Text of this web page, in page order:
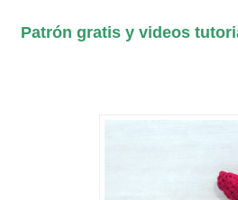
Patrón gratis y videos